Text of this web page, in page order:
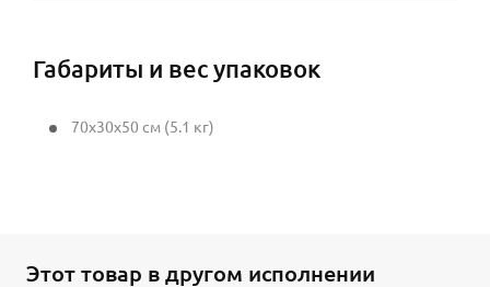
Габариты и вес упаковок
70x30x50 см (5.1 кг)
Этот товар в другом исполнении